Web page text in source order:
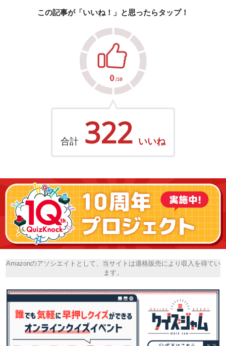
この記事が「いいね！」と思ったらタップ！
合計 322 いいね
Amazonのアソシエイトとして、当サイトは適格販売により収入を得てい
ます。